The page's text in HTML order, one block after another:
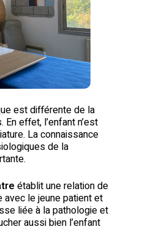
est différente de la
effet, l’enfant n’est
La connaissance
de la
établit une relation de
avec le jeune patient et
liée à la pathologie et
aussi bien l’enfant